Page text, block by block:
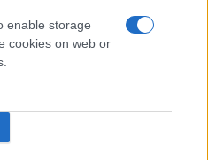
enable storage
cookies on web or